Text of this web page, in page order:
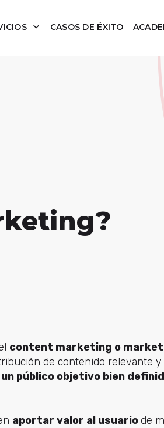
CASOS DE ÉXITO
content marketing o
de contenido relevante y
público objetivo bien
aportar valor al usuariode